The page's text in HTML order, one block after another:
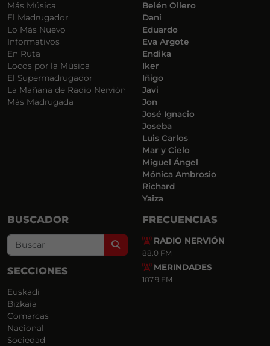
Más Música
El Madrugador
Lo Más Nuevo
Informativos
En Ruta
Locos por la Música
El Supermadrugador
La Mañana de Radio Nervión
Más Madrugada
Belén Ollero
Dani
Eduardo
Eva Argote
Endika
Iker
Iñigo
Javi
Jon
José Ignacio
Joseba
Luis Carlos
Mar y Cielo
Miguel Ángel
Mónica Ambrosio
Richard
Yaiza
BUSCADOR
Search
SECCIONES
Euskadi
Bizkaia
Comarcas
Nacional
Sociedad
FRECUENCIAS
RADIO NERVIÓN
88.0 FM
MERINDADES
107.9 FM